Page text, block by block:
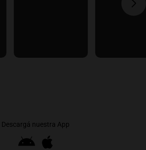
Descargá nuestra App